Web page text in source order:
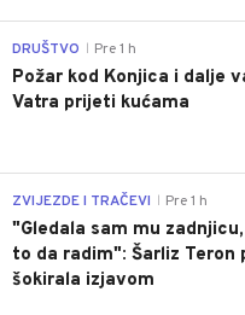
DRUŠTVO Pre 1 h
Požar kod Konjica i dalje
Vatra prijeti kućama
ZVIJEZDE I TRAČEVI Pre 1 h
"Gledala sam mu
to da radim": Šarliz Teron
šokirala izjavom